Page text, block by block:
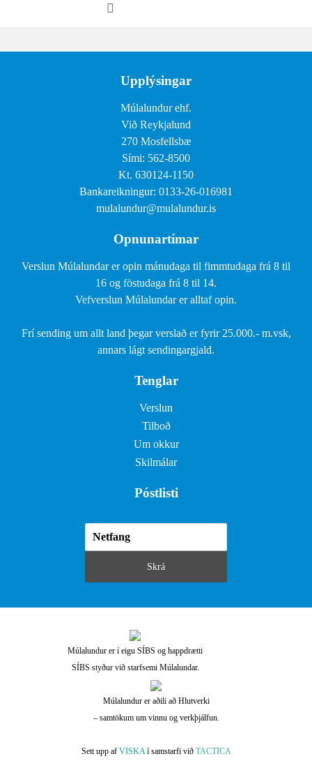
Upplýsingar
Múlalundur ehf.
Við Reykjalund
270 Mosfellsbæ
Sími: 562-8500
Kt. 630124-1150
Bankareikningur: 0133-26-016981
mulalundur@mulalundur.is
Opnunartímar
Verslun Múlalundar er opin mánudaga til fimmtudaga frá 8 til
16 og föstudaga frá 8 til 14.
Vefverslun Múlalundar er alltaf opin.
Frí sending um allt land þegar verslað er fyrir 25.000.- m.vsk,
annars lágt sendingargjald.
Tenglar
Verslun
Tilboð
Um okkur
Skilmálar
Póstlisti
Múlalundur er í eigu SÍBS og happdrætti
SÍBS styður við starfsemi Múlalundar.
Múlalundur er aðili að Hlutverki
– samtökum um vinnu og verkþjálfun.
Sett upp af VISKAí samstarfi við TACTICA